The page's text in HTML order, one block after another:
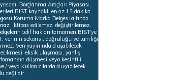
Borçlanma Araçları Piyasası,
BIST kaynaklı en az 15 dakika
Koruma Marka Belgesi altında
iktibas edilemez, değiştirilemez.
telif hakları tamamen BIST'ye
verinin sekansı, doğruluğu ve tamlığı
Veri yayınında oluşabilecek
eksik ulaşması, yanlış
düşmesi veya kesintili
/ veya Kullanıcılarda oluşabilecek
değildir.